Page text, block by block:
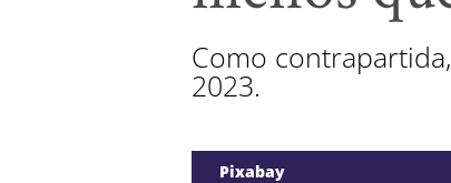
Como
2023.
Pixabay